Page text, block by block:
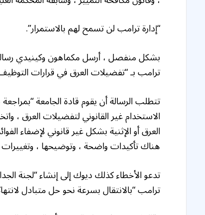
“إدارة ترامب لن تسمح لهم بالاستمرار”.
بشكل منفصل ، أرسل مكماهون وكينيدي
ترامب بـ “تفضيلات العرق في قرارات التوظيف
الاستخدام غير القانوني لتفضيلات العرق ،
العرق أو الإثنية بشكل غير قانوني لإضفاء
هناك تأكيدات واضحة ، وتوضيحها ،
تدعو الأخطاء كذلك ديوك إلى إنشاء “لجنة
ترامب “بالانتقال بسرعة نحو حل متبادل